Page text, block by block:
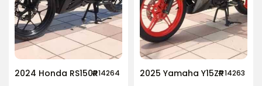
#14264
2024 Honda RS150R #14263
2025 Yamaha Y15ZR